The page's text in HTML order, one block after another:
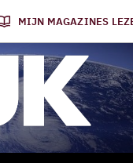
MIJN MAGAZINES